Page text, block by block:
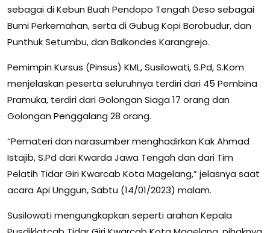
sebagai di Kebun Buah Pendopo Tengah Deso sebagai
Bumi Perkemahan, serta di Gubug Kopi Borobudur, dan
Punthuk Setumbu, dan Balkondes Karangrejo.
Pemimpin Kursus (Pinsus) KML, Susilowati, S.Pd, S.Kom
menjelaskan peserta seluruhnya terdiri dari 45 Pembina
Pramuka, terdiri dari Golongan Siaga 17 orang dan
Golongan Penggalang 28 orang.
“Pemateri dan narasumber menghadirkan Kak Ahmad
Istajib, S.Pd dari Kwarda Jawa Tengah dan dari Tim
Pelatih Tidar Giri Kwarcab Kota Magelang,” jelasnya saat
acara Api Unggun, Sabtu (14/01/2023) malam.
Susilowati mengungkapkan seperti arahan Kepala